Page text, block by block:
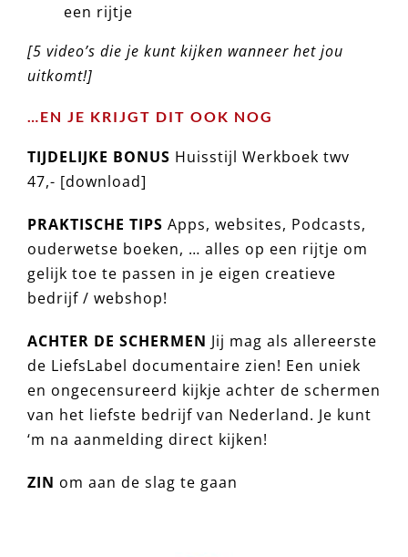
een rijtje
[5 video’s die je kunt kijken wanneer het jou
uitkomt!]
…EN JE KRIJGT DIT OOK NOG
TIJDELIJKE BONUS Huisstijl Werkboek twv
47,- [download]
PRAKTISCHE TIPS Apps, websites, Podcasts,
ouderwetse boeken, … alles op een rijtje om
gelijk toe te passen in je eigen creatieve
bedrijf / webshop!
ACHTER DE SCHERMEN Jij mag als allereerste
de LiefsLabel documentaire zien! Een uniek
en ongecensureerd kijkje achter de schermen
van het liefste bedrijf van Nederland. Je kunt
‘m na aanmelding direct kijken!
ZIN om aan de slag te gaan